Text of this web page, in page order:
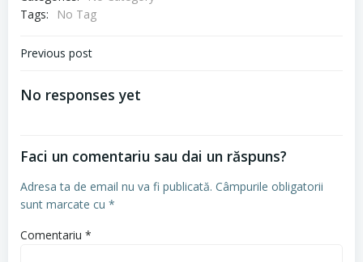
Tags:
No Tag
Navigare
articole
Previous post
No responses yet
Faci un comentariu sau dai un răspuns?
Adresa ta de email nu va fi publicată. Câmpurile obligatorii
sunt marcate cu *
Comentariu *